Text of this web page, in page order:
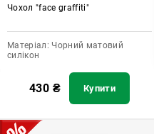
Чохол "face graffiti"
Матеріал: Чорний матовий
силікон
430 ₴ Купити